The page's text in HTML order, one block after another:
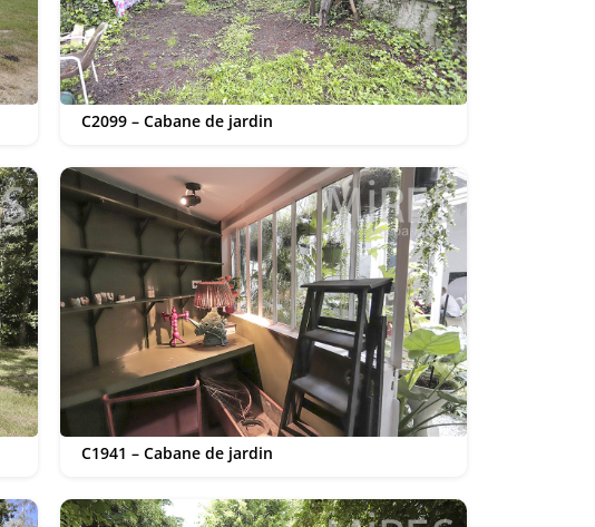
C2099 – Cabane de jardin
C1941 – Cabane de jardin